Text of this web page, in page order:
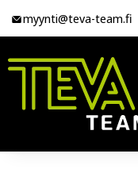
myynti@teva-team.fi